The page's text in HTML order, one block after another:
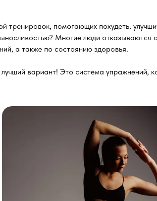
тренировок, помогающих похудеть,
Многие люди отказываются
а также по состоянию здоровья.
вариант! Это система